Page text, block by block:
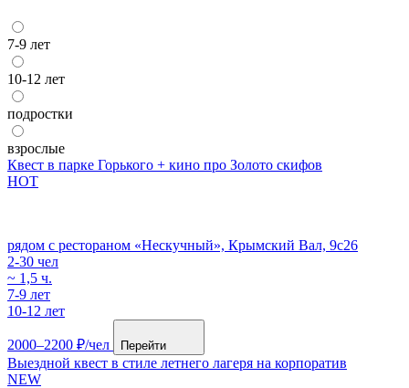
7-9 лет
10-12 лет
подростки
взрослые
Квест в парке Горького + кино про Золото скифов
HOT
рядом с рестораном «Нескучный», Крымский Вал, 9с26
2-30 чел
~ 1,5 ч.
7-9 лет
10-12 лет
2000–2200 ₽/чел Перейти
Выездной квест в стиле летнего лагеря на корпоратив
NEW